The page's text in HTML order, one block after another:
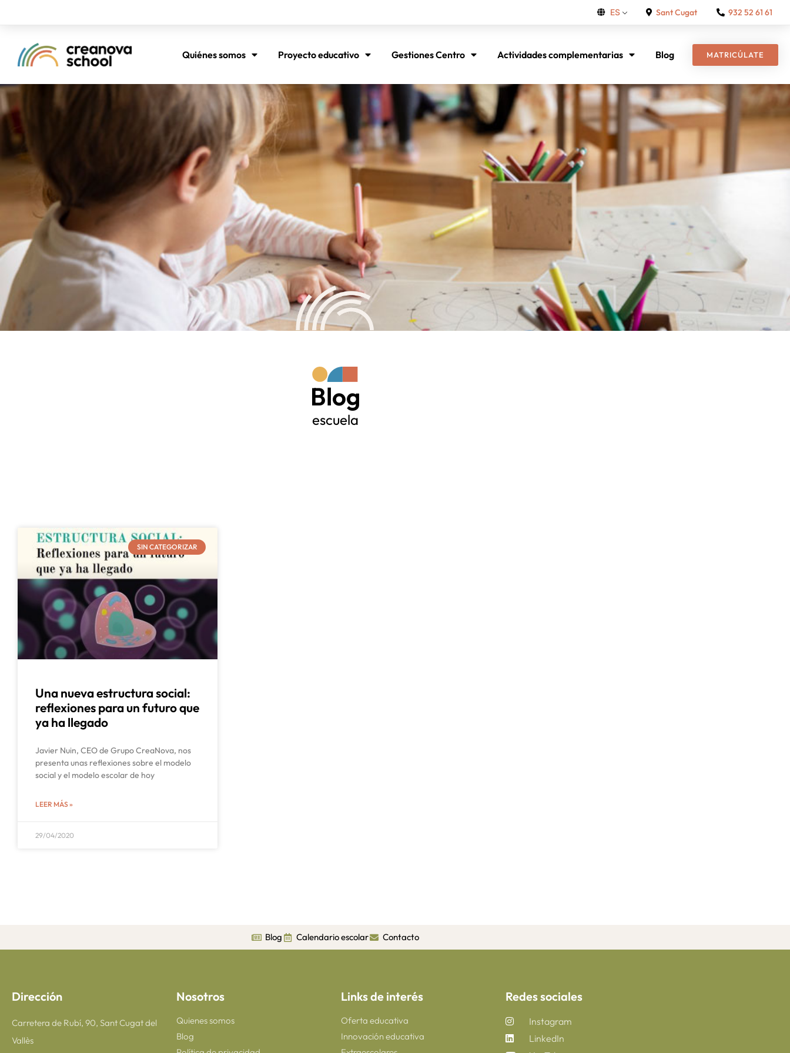
ES Sant Cugat 932 52 61 61
Quiénes somos Proyecto educativo Gestiones Centro Actividades complementarias Blog MATRICÚLATE
Blog
escuela
SIN CATEGORIZAR
Una nueva estructura social:
reflexiones para un futuro que
ya ha llegado
Javier Nuin, CEO de Grupo CreaNova, nos
presenta unas reflexiones sobre el modelo
social y el modelo escolar de hoy
LEER MÁS »
29/04/2020
Blog Calendario escolar Contacto
Dirección
Carretera de Rubí, 90, Sant Cugat del
Vallès
Nosotros
Quienes somos
Blog
Links de interés
Oferta educativa
Innovación educativa
Redes sociales
Instagram
LinkedIn